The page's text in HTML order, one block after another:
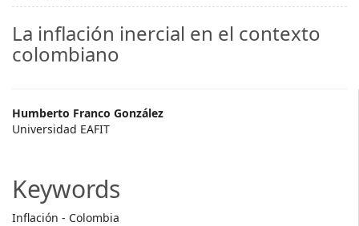
La inflación inercial en el contexto
colombiano
Main
Article
Humberto Franco González
Universidad EAFIT
Keywords
Inflación - Colombia